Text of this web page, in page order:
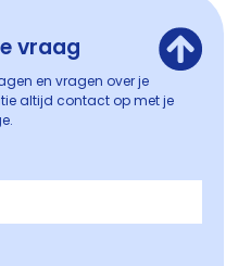
vraag
en vragen over je
altijd contact op met je